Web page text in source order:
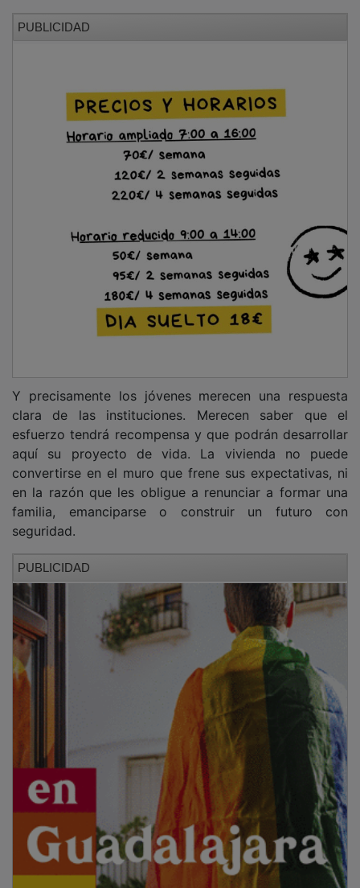
PUBLICIDAD
Y precisamente los jóvenes merecen una respuesta
clara de las instituciones. Merecen saber que el
esfuerzo tendrá recompensa y que podrán desarrollar
aquí su proyecto de vida. La vivienda no puede
convertirse en el muro que frene sus expectativas, ni
en la razón que les obligue a renunciar a formar una
familia, emanciparse o construir un futuro con
seguridad.
PUBLICIDAD